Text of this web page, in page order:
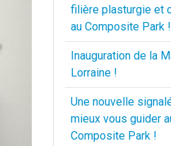
filière plasturgie et
au Composite Park !
Inauguration de la
Lorraine !
Une nouvelle
mieux vous guider
Composite Park !